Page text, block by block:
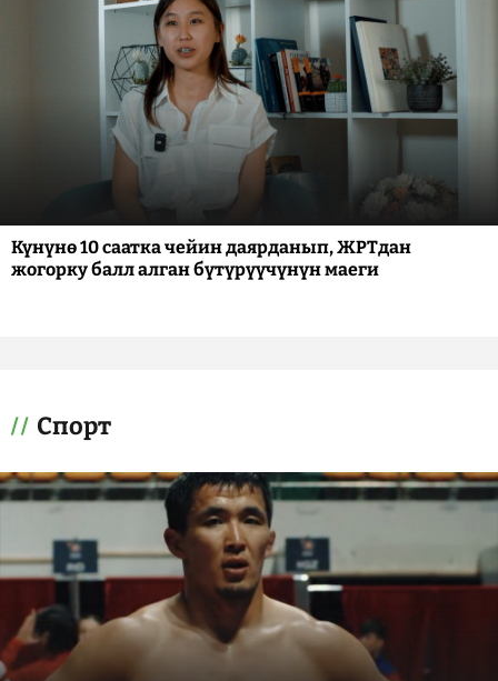
Күнүнө 10 саатка чейин даярданып, ЖРТдан
жогорку балл алган бүтүрүүчүнүн маеги
Спорт